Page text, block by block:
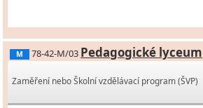
M 78-42-M/03 Pedagogické lyceum
Zaměření nebo Školní vzdělávací program (ŠVP)